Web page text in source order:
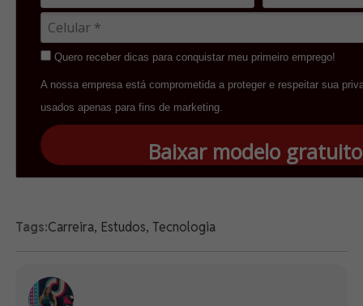
Quero receber dicas para conquistar meu primeiro emprego!
A nossa empresa está comprometida a proteger e respeitar sua
usados apenas para fins de marketing.
Baixar modelo
Tags:Carreira, Estudos, Tecnologia